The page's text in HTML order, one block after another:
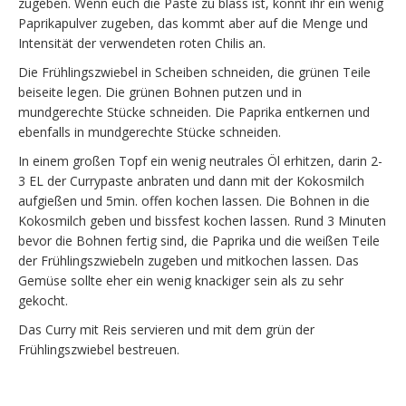
Paprikapulver zugeben, das kommt aber auf die Menge und
Intensität der verwendeten roten Chilis an.
Die Frühlingszwiebel in Scheiben schneiden, die grünen Teile
beiseite legen. Die grünen Bohnen putzen und in
mundgerechte Stücke schneiden. Die Paprika entkernen und
ebenfalls in mundgerechte Stücke schneiden.
In einem großen Topf ein wenig neutrales Öl erhitzen, darin 2-
3 EL der Currypaste anbraten und dann mit der Kokosmilch
aufgießen und 5min. offen kochen lassen. Die Bohnen in die
Kokosmilch geben und bissfest kochen lassen. Rund 3 Minuten
bevor die Bohnen fertig sind, die Paprika und die weißen Teile
der Frühlingszwiebeln zugeben und mitkochen lassen. Das
Gemüse sollte eher ein wenig knackiger sein als zu sehr
gekocht.
Das Curry mit Reis servieren und mit dem grün der
Frühlingszwiebel bestreuen.